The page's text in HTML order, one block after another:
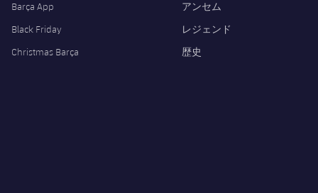
Barça App
Black Friday
Christmas Barça
アンセム
レジェンド
歴史